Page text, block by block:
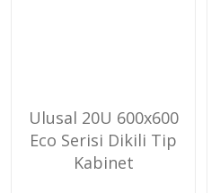
Ulusal 20U 600x600
Eco Serisi Dikili Tip
Kabinet